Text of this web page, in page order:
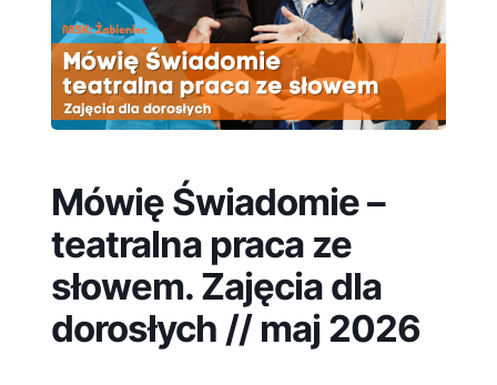
Mówię Świadomie –
teatralna praca ze
słowem. Zajęcia dla
dorosłych // maj 2026